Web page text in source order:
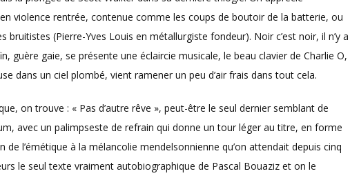
violence rentrée, contenue comme les coups de boutoir de la batterie, ou
bruitistes (Pierre-Yves Louis en métallurgiste fondeur). Noir c’est noir, il n’y a
guère gaie, se présente une éclaircie musicale, le beau clavier de Charlie O,
dans un ciel plombé, vient ramener un peu d’air frais dans tout cela.
on trouve : « Pas d’autre rêve », peut-être le seul dernier semblant de
avec un palimpseste de refrain qui donne un tour léger au titre, en forme
de l’émétique à la mélancolie mendelsonnienne qu’on attendait depuis cinq
le seul texte vraiment autobiographique de Pascal Bouaziz et on le